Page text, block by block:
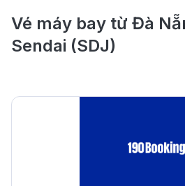
Vé máy bay từ Đà
Sendai (SDJ)